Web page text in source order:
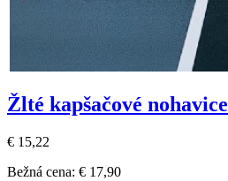
Žlté kapšačové nohavice
€ 15,22
Bežná cena: € 17,90